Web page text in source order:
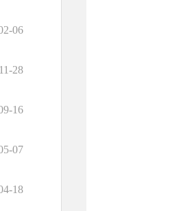
06
28
16
07
18